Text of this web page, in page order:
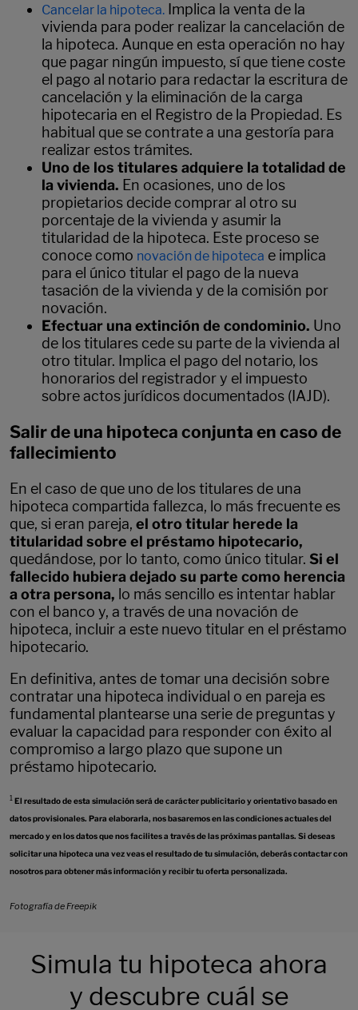
Cancelar la hipoteca. Implica la venta de la
vivienda para poder realizar la cancelación de
la hipoteca. Aunque en esta operación no hay
que pagar ningún impuesto, sí que tiene coste
el pago al notario para redactar la escritura de
cancelación y la eliminación de la carga
hipotecaria en el Registro de la Propiedad. Es
habitual que se contrate a una gestoría para
realizar estos trámites.
Uno de los titulares adquiere la totalidad de
la vivienda. En ocasiones, uno de los
propietarios decide comprar al otro su
porcentaje de la vivienda y asumir la
titularidad de la hipoteca. Este proceso se
conoce como novación de hipoteca e implica
para el único titular el pago de la nueva
tasación de la vivienda y de la comisión por
novación.
Efectuar una extinción de condominio. Uno
de los titulares cede su parte de la vivienda al
otro titular. Implica el pago del notario, los
honorarios del registrador y el impuesto
sobre actos jurídicos documentados (IAJD).
Salir de una hipoteca conjunta en caso de
fallecimiento
En el caso de que uno de los titulares de una
hipoteca compartida fallezca, lo más frecuente es
que, si eran pareja, el otro titular herede la
titularidad sobre el préstamo hipotecario,
quedándose, por lo tanto, como único titular. Si el
fallecido hubiera dejado su parte como herencia
a otra persona, lo más sencillo es intentar hablar
con el banco y, a través de una novación de
hipoteca, incluir a este nuevo titular en el préstamo
hipotecario.
En definitiva, antes de tomar una decisión sobre
contratar una hipoteca individual o en pareja es
fundamental plantearse una serie de preguntas y
evaluar la capacidad para responder con éxito al
compromiso a largo plazo que supone un
préstamo hipotecario.
1 El resultado de esta simulación será de carácter publicitario y orientativo basado en
datos provisionales. Para elaborarla, nos basaremos en las condiciones actuales del
mercado y en los datos que nos facilites a través de las próximas pantallas. Si deseas
solicitar una hipoteca una vez veas el resultado de tu simulación, deberás contactar con
nosotros para obtener más información y recibir tu oferta personalizada.
Fotografía de Freepik
Simula tu hipoteca ahora
y descubre cuál se